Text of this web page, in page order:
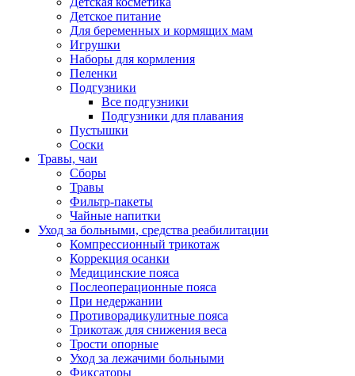
Детское питание
Для беременных и кормящих мам
Игрушки
Наборы для кормления
Пеленки
Подгузники
Все подгузники
Подгузники для плавания
Пустышки
Соски
Травы, чаи
Сборы
Травы
Фильтр-пакеты
Чайные напитки
Уход за больными, средства реабилитации
Компрессионный трикотаж
Коррекция осанки
Медицинские пояса
Послеоперационные пояса
При недержании
Противорадикулитные пояса
Трикотаж для снижения веса
Трости опорные
Уход за лежачими больными
Фиксаторы